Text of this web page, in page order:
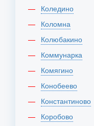
Коледино
Коломна
Колюбакино
Коммунарка
Комягино
Конобеево
Константиново
Коробово